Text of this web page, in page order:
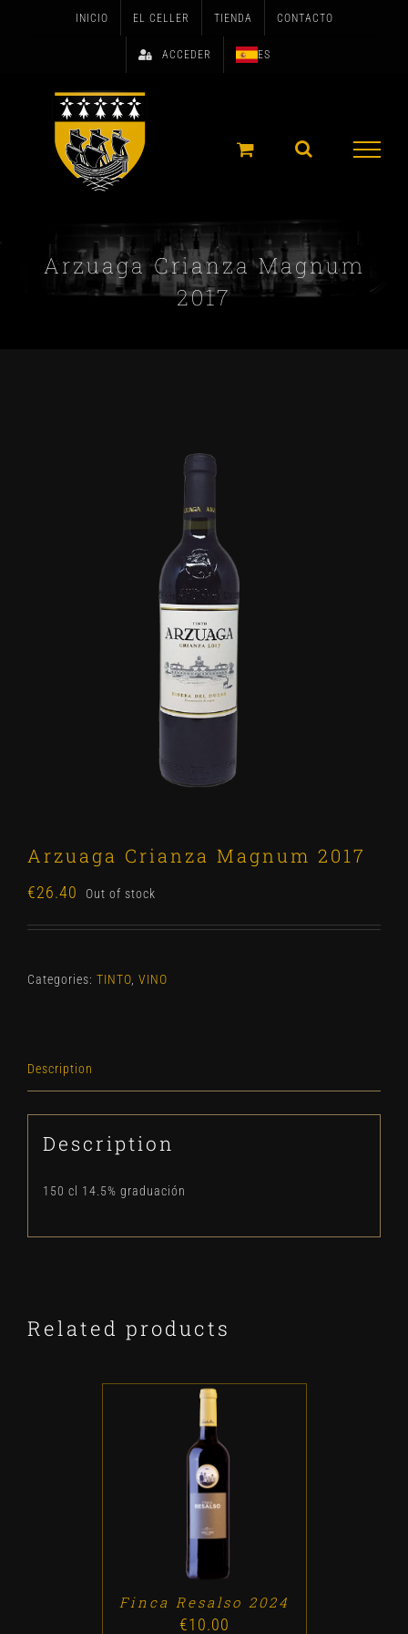
INICIO EL CELLER TIENDA CONTACTO
ACCEDER ES
Arzuaga Crianza Magnum
2017
Arzuaga Crianza Magnum 2017
€26.40 Out of stock
Categories: TINTO VINO
Description
Description
150 cl 14.5% graduación
Related products
ADD TO CART /
Finca Resalso 2024
€10.00